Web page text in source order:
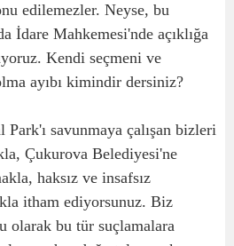
edilemezler. Neyse, bu
İdare Mahkemesi'nde açıklığa
Kendi seçmeni ve
ayıbı kimindir dersiniz?
savunmaya çalışan bizleri
Çukurova Belediyesi'ne
haksız ve insafsız
itham ediyorsunuz. Biz
olarak bu tür suçlamalara